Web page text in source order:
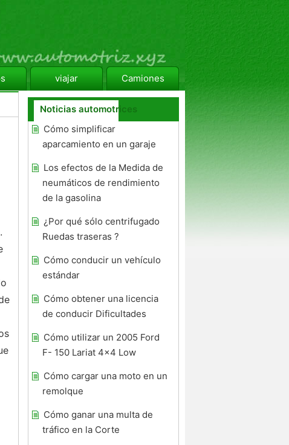
viajar Camiones
Noticias automotrices
Cómo simplificar
aparcamiento en un garaje
Los efectos de la Medida de
neumáticos de rendimiento
de la gasolina
¿Por qué sólo centrifugado
Ruedas traseras ?
Cómo conducir un vehículo
estándar
Cómo obtener una licencia
de conducir Dificultades
Cómo utilizar un 2005 Ford
F- 150 Lariat 4x4 Low
Cómo cargar una moto en un
remolque
Cómo ganar una multa de
tráfico en la Corte